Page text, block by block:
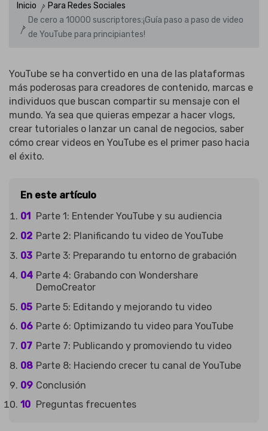
Inicio
Para Redes Sociales
De cero a 10000 suscriptores:¡Guía paso a paso de video
de YouTube para principiantes!
YouTube se ha convertido en una de las plataformas
más poderosas para creadores de contenido, marcas e
individuos que buscan compartir su mensaje con el
mundo. Ya sea que quieras empezar a hacer vlogs,
crear tutoriales o lanzar un canal de negocios, saber
cómo crear videos en YouTube es el primer paso hacia
el éxito.
En este artículo
Parte 1: Entender YouTube y su audiencia
Parte 2: Planificando tu video de YouTube
Parte 3: Preparando tu entorno de grabación
Parte 4: Grabando con Wondershare
DemoCreator
Parte 5: Editando y mejorando tu video
Parte 6: Optimizando tu video para YouTube
Parte 7: Publicando y promoviendo tu video
Parte 8: Haciendo crecer tu canal de YouTube
Conclusión
Preguntas frecuentes